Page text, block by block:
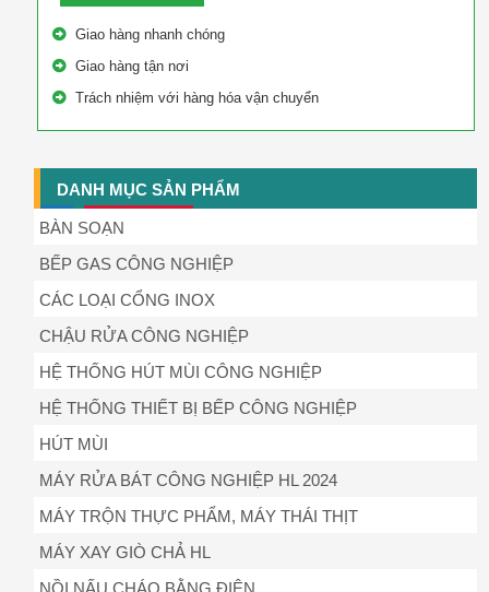
Giao hàng nhanh chóng
Giao hàng tận nơi
Trách nhiệm với hàng hóa vận chuyển
DANH MỤC SẢN PHẨM
BÀN SOẠN
BẾP GAS CÔNG NGHIỆP
CÁC LOẠI CỔNG INOX
CHẬU RỬA CÔNG NGHIỆP
HỆ THỐNG HÚT MÙI CÔNG NGHIỆP
HỆ THỐNG THIẾT BỊ BẾP CÔNG NGHIỆP
HÚT MÙI
MÁY RỬA BÁT CÔNG NGHIỆP HL 2024
MÁY TRỘN THỰC PHẨM, MÁY THÁI THỊT
MÁY XAY GIÒ CHẢ HL